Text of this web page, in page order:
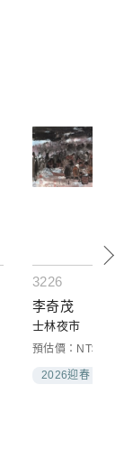
3226
李奇茂
士林夜市
預估價：NT$
2026迎春